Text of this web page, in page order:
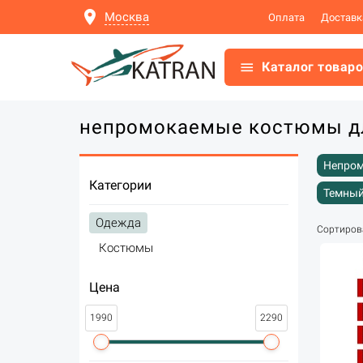
location_on Москва Оплата
menu Каталог
непромокаемые костюмы
Категории
Одежда
Костюмы
Цена
1990 2290